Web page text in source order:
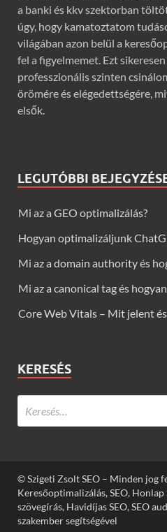
a banki és kkv szektorban
úgy, hogy kamatoztatom
világában azon belül a
fel a figyelmemet. Ezt
professzionális szinten
örömére és elégedettségére,
elsők.
LEGUTÓBBI
Mi az a GEO optimalizálás?
Hogyan optimalizáljunk
Mi az a domain authority és
Mi az a canonical tag és
Core Web Vitals – Mit jelent
KERESÉS
© Szigeti Zsolt SEO – Minden jog
Keresőoptimalizálás, SEO, Honlap
szövegírás, Havidíjas SEO, SEO
szakember segítségével